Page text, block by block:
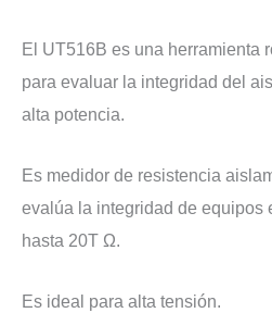
El UT516B es una herramienta
para evaluar la integridad del
alta potencia.
Es medidor de resistencia
evalúa la integridad de equipos
hasta 20T Ω.
Es ideal para alta tensión.